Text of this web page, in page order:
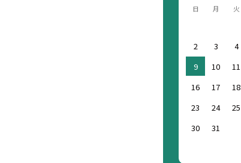
日 月 火
2
3 4
9
10 11
16
17 18
23
24 25
30
31